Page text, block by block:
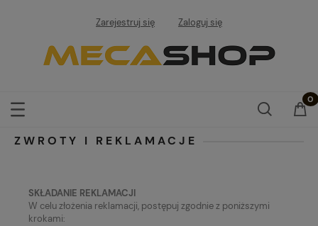
Zarejestruj się Zaloguj się
ZWROTY I REKLAMACJE
SKŁADANIE REKLAMACJI
W celu złożenia reklamacji, postępuj zgodnie z poniższymi
krokami: